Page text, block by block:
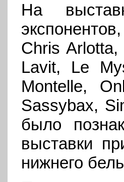
На
Chris
Lavit, Le
Montelle,
Sassybax,
было
выставки
нижнего